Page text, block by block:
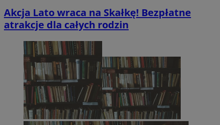
Akcja Lato wraca na Skałkę! Bezpłatne
atrakcje dla całych rodzin